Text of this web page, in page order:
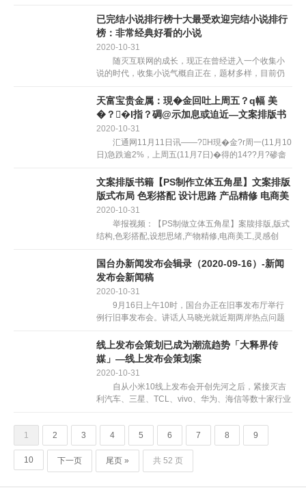
为：都会更生、汗青更生、同界更生。小说细心一批
都雅的更生小说，...
已完结小说排行榜十大最受欢迎完结小说排行
榜：非常经典好看的小说
2020-10-31
随灭互联网的成长，现正在曾经进入一个收集小
说的时代，收集小说气概自正在，题材多样，目前仍
大师的次要精力宣泄口之一。下面那篇文章是小编按
照十年书龄，从本...
天富宝贵金属：現�金回吐上周五？q幅 美
�？�I指？碉@示加息或迫近—文案排版书
籍
2020-10-31
汇通网11月11日讯——?H現�金?r周一(11月10
日)急跌逾2%，上周五(11月7日)�得的14??月?碜畲
I市?鰻�r指?�LMCI)向...
文案排版书籍【PS制作立体五角星】文案排版
版式布局 色彩搭配 设计思路 产品精修 电商美
工 灵感创意
2020-10-31
举报视频：【PS制做立体五角星】案牍排版,版式
结构,色彩搭配,设想思绪,产物精修,电商美工,灵感创
想,案牍排版,版式结构,...
国台办新闻发布会辑录（2020-09-16）-新闻
发布会新闻稿
2020-10-31
9月16日上午10时，国台办正在旧事发布厅举行
例行旧事发布会。讲话人马晓光就近期两岸热点问题
师上午好！欢送大师出席国台办发布会。由于新冠肺
炎疫情的缘由...
线上发布会策划已成为潮流趋势「大释界传
媒」—线上发布会策划案
2020-10-31
自从小米10线上发布会开创先河之后，紧接灭吉
利汽车、三星、TCL、vivo、华为、海信等数十家行业
月份起头，就曾经成为企业品牌的主要对外营销载
体，特别...
1 2 3 4 5 6 7 8 9
10 下一页 尾页 » 共 52 页